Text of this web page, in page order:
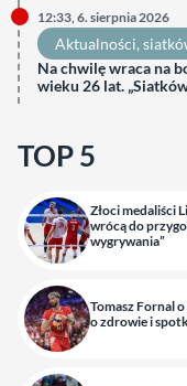
12:33, 6. sierpnia 2026
Aktualności,
Na chwilę wraca na
wieku 26 lat.
TOP 5
Złoci medaliści
wrócą do
wygrywania”
Tomasz Fornal
o zdrowie i